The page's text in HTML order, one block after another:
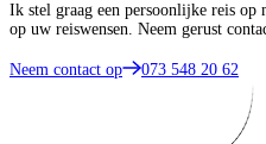
Ik stel graag een persoonlijke reis op
op uw reiswensen. Neem gerust
Neem contact op 073 548 20 62